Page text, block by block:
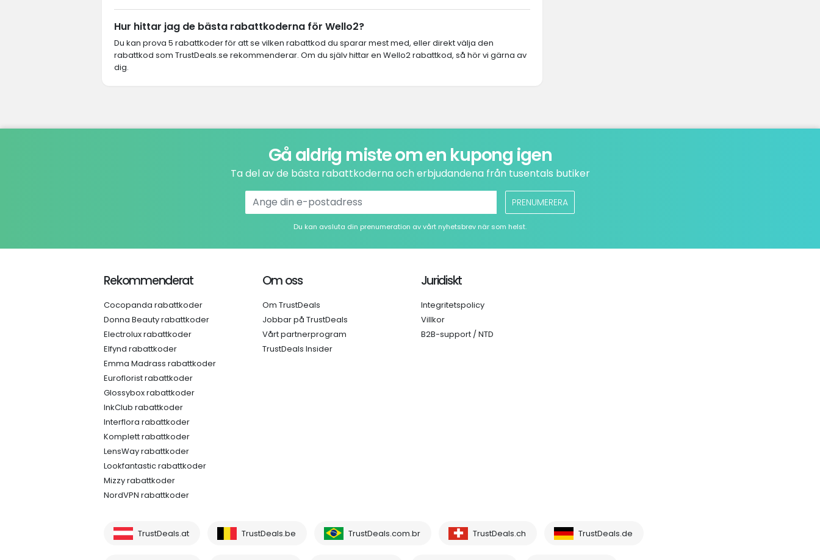
Hur hittar jag de bästa rabattkoderna för Wello2?
Du kan prova 5 rabattkoder för att se vilken rabattkod du sparar mest med, eller direkt välja den
rabattkod som TrustDeals.se rekommenderar. Om du själv hittar en Wello2 rabattkod, så hör vi gärna av
dig.
Gå aldrig miste om en kupong igen
Ta del av de bästa rabattkoderna och erbjudandena från tusentals butiker
PRENUMERERA
Du kan avsluta din prenumeration av vårt nyhetsbrev när som helst.
Rekommenderat
Cocopanda rabattkoder
Donna Beauty rabattkoder
Electrolux rabattkoder
Elfynd rabattkoder
Emma Madrass rabattkoder
Euroflorist rabattkoder
Glossybox rabattkoder
InkClub rabattkoder
Interflora rabattkoder
Komplett rabattkoder
LensWay rabattkoder
Lookfantastic rabattkoder
Mizzy rabattkoder
NordVPN rabattkoder
Om oss
Om TrustDeals
Jobbar på TrustDeals
Vårt partnerprogram
TrustDeals Insider
Juridiskt
Integritetspolicy
Villkor
B2B-support / NTD
TrustDeals.at TrustDeals.be TrustDeals.com.br TrustDeals.ch TrustDeals.de